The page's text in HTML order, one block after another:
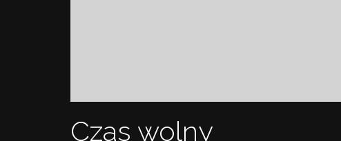
Czas wolny